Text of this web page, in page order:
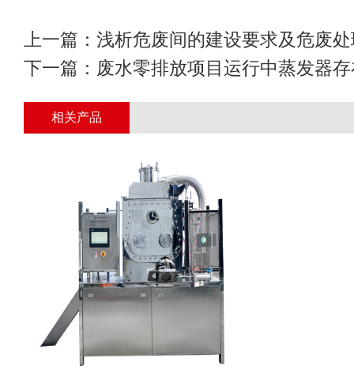
上一篇： 浅析危废间的建设要求及危废
下一篇： 废水零排放项目运行中蒸发器
相关产品